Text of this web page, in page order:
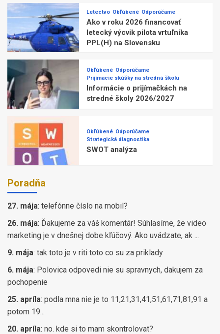
Letectvo Obľúbené Odporúčame
Ako v roku 2026 financovať
letecký výcvik pilota vrtuľníka
PPL(H) na Slovensku
Obľúbené Odporúčame
Prijímacie skúšky na strednú školu
Informácie o prijímačkách na
stredné školy 2026/2027
Obľúbené Odporúčame
Strategická diagnostika
SWOT analýza
Poradňa
27. mája: telefónne číslo na mobil?
26. mája: Ďakujeme za váš komentár! Súhlasíme, že video
marketing je v dnešnej dobe kľúčový. Ako uvádzate, ak ...
9. mája: tak toto je v riti toto co su za priklady
6. mája: Polovica odpovedi nie su spravnych, dakujem za
pochopenie
25. apríla: podla mna nie je to 11,21,31,41,51,61,71,81,91 a
potom 19...
20. apríla: no. kde si to mam skontrolovat?